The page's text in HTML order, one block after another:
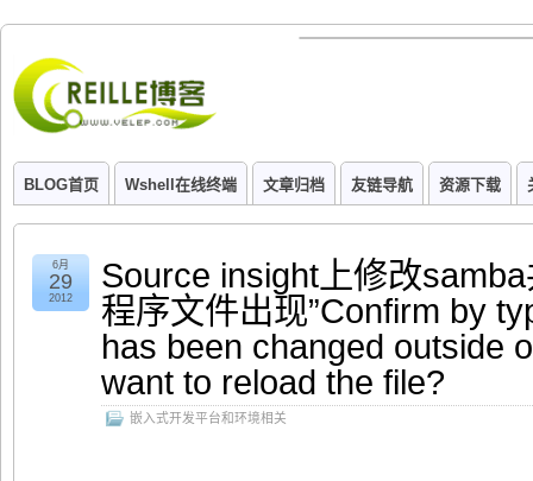
BLOG首页 Wshell在线终端 文章归档 友链导航 资源下载
Source insight上修改
程序文件出现”Confirm by
has been changed outside
want to reload the file?
嵌入式开发平台和环境相关
6月
29
2012